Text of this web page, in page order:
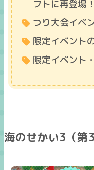
フトに再登場！
つり大会イベ
限定イベント
限定イベント
海のせかい3（第